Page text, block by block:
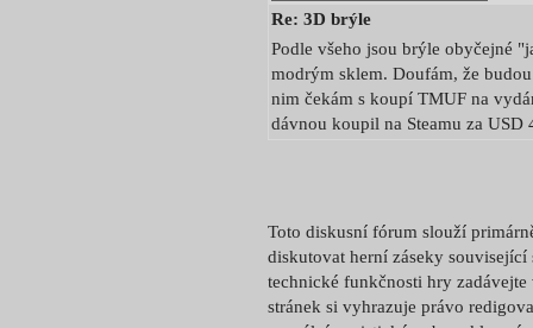
Re: 3D brýle
Podle všeho jsou brýle obyčejné
modrým sklem. Doufám, že
nim čekám s koupí TMUF na
dávnou koupil na Steamu za USD
Toto diskusní fórum slouží
diskutovat herní záseky
technické funkčnosti hry
stránek si vyhrazuje právo